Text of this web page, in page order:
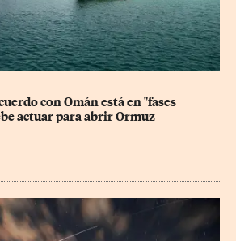
con Omán está en "fases
actuar para abrir Ormuz